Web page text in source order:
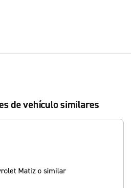
de vehículo similares